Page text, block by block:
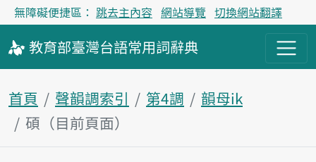
無障礙便捷區： 跳去主內容 網站導覽 切換網站翻譯
教育部臺灣台語常用詞辭典
首頁 聲韻調索引 第4調
韻母ik
碩（目前頁面）